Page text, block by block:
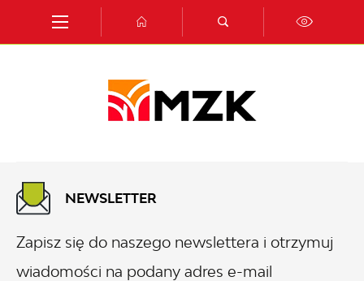
Przejdź do wyszukiwarki.
Przejdź do ustawień wielkości czcionki.
Włącz wersję kontrastową strony.
NEWSLETTER
Zapisz się do naszego newslettera i otrzymuj
wiadomości na podany adres e-mail